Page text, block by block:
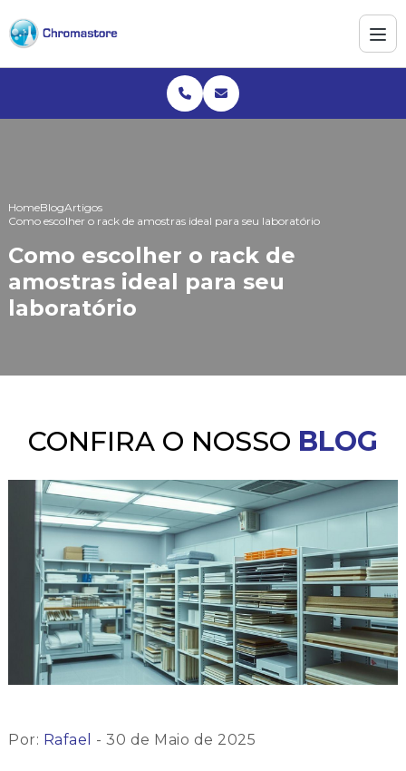
HomeBlogArtigos
Como escolher o rack de amostras ideal para seu laboratório
Como escolher o rack de
amostras ideal para seu
laboratório
CONFIRA O NOSSO BLOG
Por: Rafael - 30 de Maio de 2025